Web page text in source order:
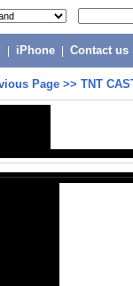
iPhone Contact us
Page >> TNT